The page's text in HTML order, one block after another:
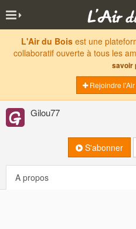
L'Air du Boisest une
collaboratif ouverte à tous les
savoir
Rejoindre l'Air
Gilou77
S'abonner
A propos